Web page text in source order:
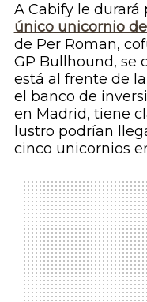
A Cabify le durará
único unicornio
de Per Roman,
GP Bullhound, se
está al frente de
el banco de
en Madrid, tiene
lustro podrían
cinco unicornios